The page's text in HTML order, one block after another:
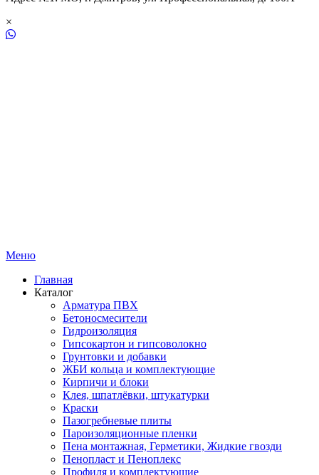
×
Меню
Главная
Каталог
Арматура ПВХ
Бетоносмесители
Гидроизоляция
Гипсокартон и гипсоволокно
Грунтовки и добавки
ЖБИ кольца и комплектующие
Кирпичи и блоки
Клея, шпатлёвки, штукатурки
Краски
Пазогребневые плиты
Пароизоляционные пленки
Пена монтажная, Герметики, Жидкие гвозди
Пенопласт и Пеноплекс
Профиля и комплектующие